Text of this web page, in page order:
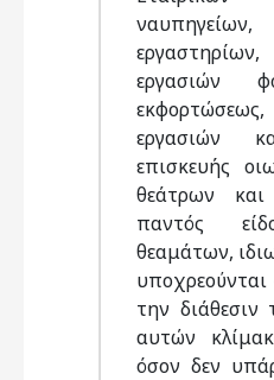
εργασιών
εργασιών
επισκευής
θεάτρων και
παντός
θεαμάτων,
την
αυτών
όσον δεν